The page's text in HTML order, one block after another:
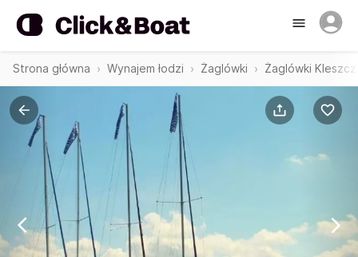
Strona główna Wynajem łodzi Żaglówki Żaglówki